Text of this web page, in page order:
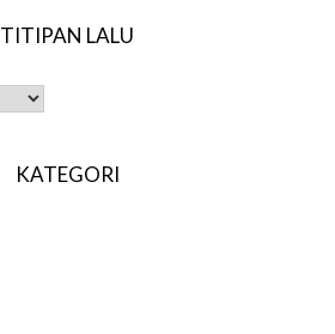
TITIPAN LALU
KATEGORI